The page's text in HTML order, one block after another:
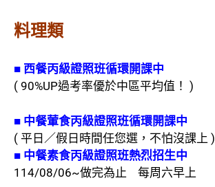
料理類
■ 西餐丙級證照班循環開課中
( 90%UP過考率優於中區平均值！ )
■ 中餐葷食丙級證照班循環開課中
( 平日／假日時間任您選，不怕沒課上 )
■ 中餐素食丙級證照班熱烈招生中
114/08/06~做完為止 每周六早上